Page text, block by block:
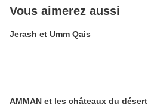
Vous aimerez aussi
Jerash et Umm Qais
AMMAN et les châteaux du désert